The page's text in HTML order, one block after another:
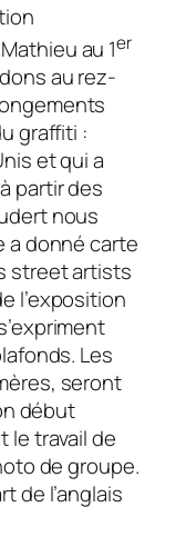
au 1er
au rez-
graffiti :
et qui a
partir des
nous
a donné carte
street artists
l’exposition
Les
seront
début
le travail de
de groupe.
de l’anglais